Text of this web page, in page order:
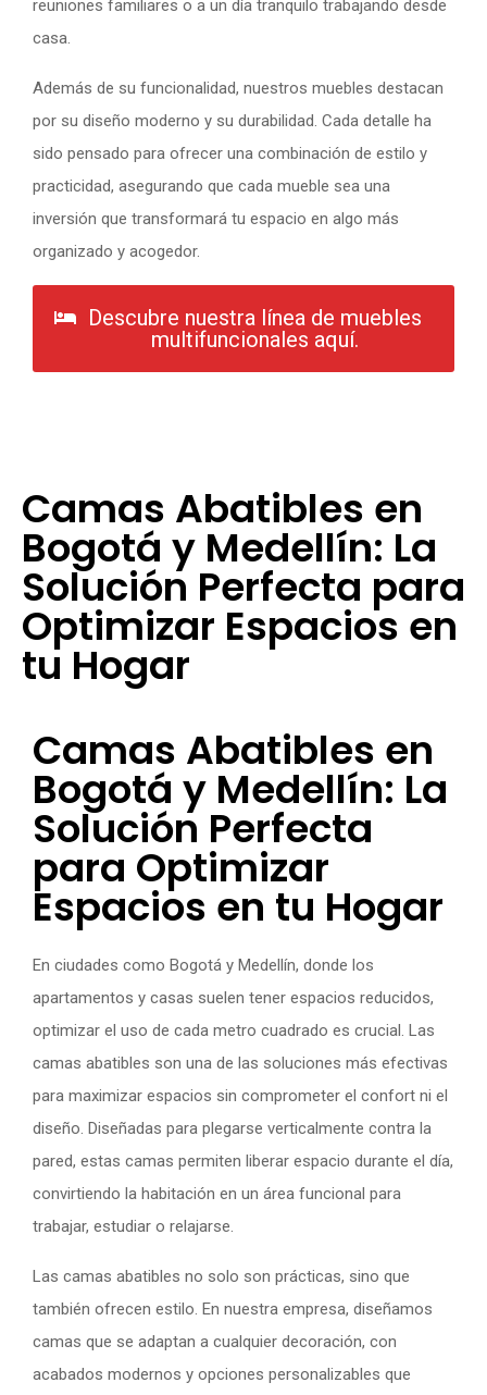
reuniones familiares o a un día tranquilo trabajando desde
casa.
Además de su funcionalidad, nuestros muebles destacan
por su diseño moderno y su durabilidad. Cada detalle ha
sido pensado para ofrecer una combinación de estilo y
practicidad, asegurando que cada mueble sea una
inversión que transformará tu espacio en algo más
organizado y acogedor.
Descubre nuestra línea de muebles
multifuncionales aquí.
Camas Abatibles en
Bogotá y Medellín: La
Solución Perfecta para
Optimizar Espacios en
tu Hogar
Camas Abatibles en
Bogotá y Medellín: La
Solución Perfecta
para Optimizar
Espacios en tu Hogar
En ciudades como Bogotá y Medellín, donde los
apartamentos y casas suelen tener espacios reducidos,
optimizar el uso de cada metro cuadrado es crucial. Las
camas abatibles son una de las soluciones más efectivas
para maximizar espacios sin comprometer el confort ni el
diseño. Diseñadas para plegarse verticalmente contra la
pared, estas camas permiten liberar espacio durante el día,
convirtiendo la habitación en un área funcional para
trabajar, estudiar o relajarse.
Las camas abatibles no solo son prácticas, sino que
también ofrecen estilo. En nuestra empresa, diseñamos
camas que se adaptan a cualquier decoración, con
acabados modernos y opciones personalizables que